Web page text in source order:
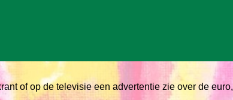
of op de televisie een advertentie zie over de